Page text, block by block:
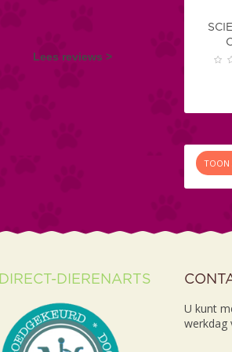
Lees reviews >
TOON
DIRECT-DIERENARTS
U kunt
werkdag